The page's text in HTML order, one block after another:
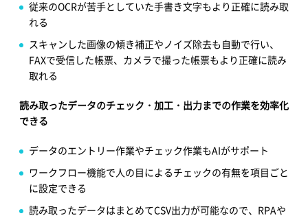
従来のOCRが苦手としていた手書き文字もより正確に読み取
れる
スキャンした画像の傾き補正やノイズ除去も自動で行い、
FAXで受信した帳票、カメラで撮った帳票もより正確に読み
取れる
読み取ったデータのチェック・加工・出力までの作業を効率化
できる
データのエントリー作業やチェック作業もAIがサポート
ワークフロー機能で人の目によるチェックの有無を項目ごと
に設定できる
読み取ったデータはまとめてCSV出力が可能なので、RPAや